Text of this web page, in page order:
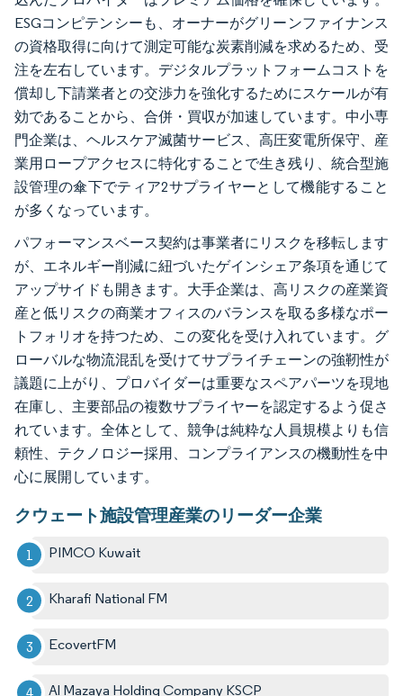
ESGコンピテンシーも、オーナーがグリーンファイナンス
の資格取得に向けて測定可能な炭素削減を求めるため、受
注を左右しています。デジタルプラットフォームコストを
償却し下請業者との交渉力を強化するためにスケールが有
効であることから、合併・買収が加速しています。中小専
門企業は、ヘルスケア滅菌サービス、高圧変電所保守、産
業用ロープアクセスに特化することで生き残り、統合型施
設管理の傘下でティア2サプライヤーとして機能すること
が多くなっています。
パフォーマンスベース契約は事業者にリスクを移転します
が、エネルギー削減に紐づいたゲインシェア条項を通じて
アップサイドも開きます。大手企業は、高リスクの産業資
産と低リスクの商業オフィスのバランスを取る多様なポー
トフォリオを持つため、この変化を受け入れています。グ
ローバルな物流混乱を受けてサプライチェーンの強靭性が
議題に上がり、プロバイダーは重要なスペアパーツを現地
在庫し、主要部品の複数サプライヤーを認定するよう促さ
れています。全体として、競争は純粋な人員規模よりも信
頼性、テクノロジー採用、コンプライアンスの機動性を中
心に展開しています。
クウェート施設管理産業のリーダー企業
PIMCO Kuwait
Kharafi National FM
EcovertFM
Al Mazaya Holding Company KSCP